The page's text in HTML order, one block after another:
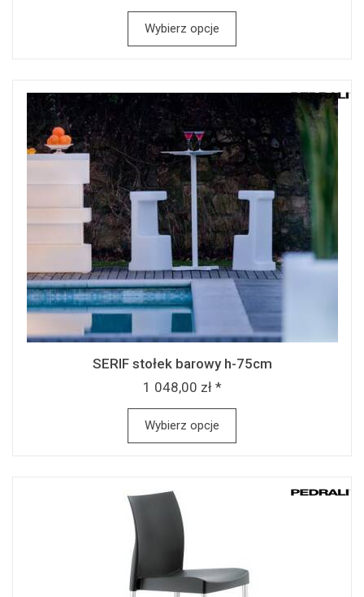
Wybierz opcje
SERIF stołek barowy h-75cm
1 048,00 zł *
Wybierz opcje